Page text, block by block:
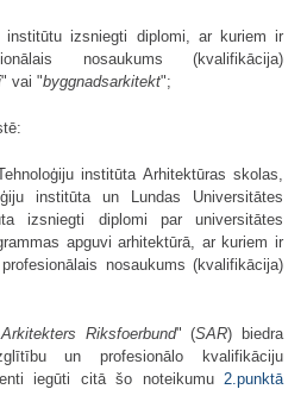
institūtu izsniegti diplomi, ar kuriem ir
nosaukums (kvalifikācija)
" vai "byggnads­arkitekt";
institūta Arhitektūras skolas,
institūta un Lundas Universitātes
izsniegti diplomi par universitātes
apguvi arhitektūrā, ar kuriem ir
nosaukums (kvalifikācija)
Riksfoerbund" (SAR) biedra
un profesionālo kvalifikāciju
iegūti citā šo noteikumu 2.punktā